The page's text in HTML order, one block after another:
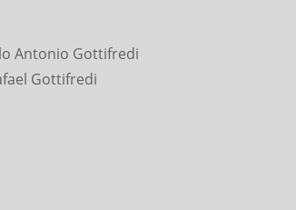
Antonio Gottifredi
Gottifredi